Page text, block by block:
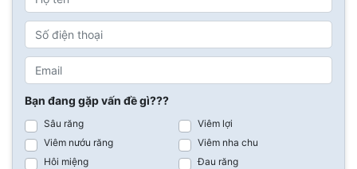
Bạn đang gặp vấn đề gì???
Sâu răng
Viêm lợi
Viêm nướu răng
Viêm nha chu
Hôi miệng
Đau răng